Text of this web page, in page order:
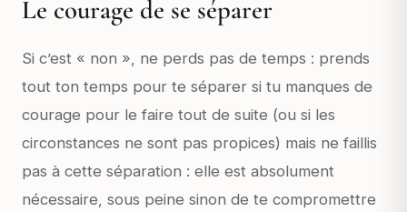
Le courage de se séparer
Si c’est « non », ne perds pas de temps : prends
tout ton temps pour te séparer si tu manques de
courage pour le faire tout de suite (ou si les
circonstances ne sont pas propices) mais ne faillis
pas à cette séparation : elle est absolument
nécessaire, sous peine sinon de te compromettre